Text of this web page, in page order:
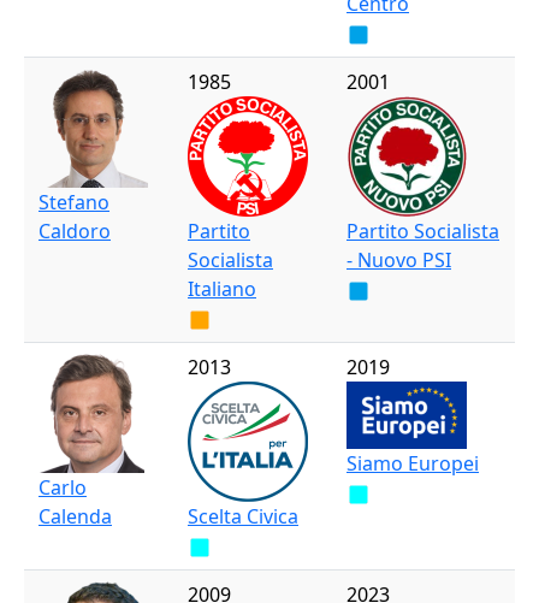
Stefano
Caldoro
1985
Partito
Socialista
Italiano
2001
Partito Socialista
- Nuovo PSI
Carlo
Calenda
2013
Scelta Civica
2019
Siamo Europei
2009 2023